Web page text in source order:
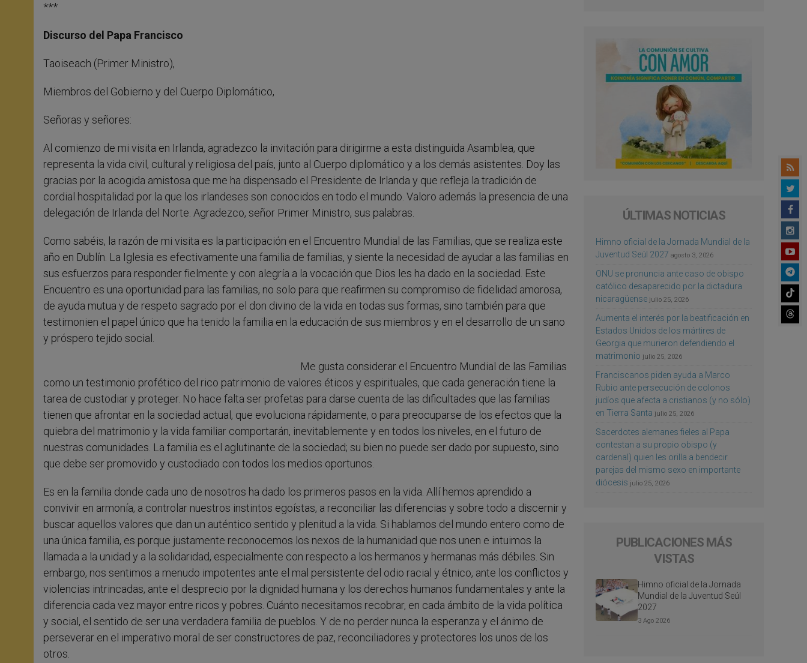
***
Discurso del Papa Francisco
Taoiseach (Primer Ministro),
Miembros del Gobierno y del Cuerpo Diplomático,
Señoras y señores:
Al comienzo de mi visita en Irlanda, agradezco la invitación para dirigirme a esta distinguida Asamblea, que
representa la vida civil, cultural y religiosa del país, junto al Cuerpo diplomático y a los demás asistentes. Doy las
gracias por la acogida amistosa que me ha dispensado el Presidente de Irlanda y que refleja la tradición de
cordial hospitalidad por la que los irlandeses son conocidos en todo el mundo. Valoro además la presencia de una
delegación de Irlanda del Norte. Agradezco, señor Primer Ministro, sus palabras.
Como sabéis, la razón de mi visita es la participación en el Encuentro Mundial de las Familias, que se realiza este
año en Dublín. La Iglesia es efectivamente una familia de familias, y siente la necesidad de ayudar a las familias en
sus esfuerzos para responder fielmente y con alegría a la vocación que Dios les ha dado en la sociedad. Este
Encuentro es una oportunidad para las familias, no solo para que reafirmen su compromiso de fidelidad amorosa,
de ayuda mutua y de respeto sagrado por el don divino de la vida en todas sus formas, sino también para que
testimonien el papel único que ha tenido la familia en la educación de sus miembros y en el desarrollo de un sano
y próspero tejido social.
Me gusta considerar el Encuentro Mundial de las Familias
como un testimonio profético del rico patrimonio de valores éticos y espirituales, que cada generación tiene la
tarea de custodiar y proteger. No hace falta ser profetas para darse cuenta de las dificultades que las familias
tienen que afrontar en la sociedad actual, que evoluciona rápidamente, o para preocuparse de los efectos que la
quiebra del matrimonio y la vida familiar comportarán, inevitablemente y en todos los niveles, en el futuro de
nuestras comunidades. La familia es el aglutinante de la sociedad; su bien no puede ser dado por supuesto, sino
que debe ser promovido y custodiado con todos los medios oportunos.
Es en la familia donde cada uno de nosotros ha dado los primeros pasos en la vida. Allí hemos aprendido a
convivir en armonía, a controlar nuestros instintos egoístas, a reconciliar las diferencias y sobre todo a discernir y
buscar aquellos valores que dan un auténtico sentido y plenitud a la vida. Si hablamos del mundo entero como de
una única familia, es porque justamente reconocemos los nexos de la humanidad que nos unen e intuimos la
llamada a la unidad y a la solidaridad, especialmente con respecto a los hermanos y hermanas más débiles. Sin
embargo, nos sentimos a menudo impotentes ante el mal persistente del odio racial y étnico, ante los conflictos y
violencias intrincadas, ante el desprecio por la dignidad humana y los derechos humanos fundamentales y ante la
diferencia cada vez mayor entre ricos y pobres. Cuánto necesitamos recobrar, en cada ámbito de la vida política
y social, el sentido de ser una verdadera familia de pueblos. Y de no perder nunca la esperanza y el ánimo de
perseverar en el imperativo moral de ser constructores de paz, reconciliadores y protectores los unos de los
otros.
ÚLTIMAS NOTICIAS
Himno oficial de la Jornada Mundial de la
Juventud Seúl 2027 agosto 3, 2026
ONU se pronuncia ante caso de obispo
católico desaparecido por la dictadura
nicaragüense julio 25, 2026
Aumenta el interés por la beatificación en
Estados Unidos de los mártires de
Georgia que murieron defendiendo el
matrimonio julio 25, 2026
Franciscanos piden ayuda a Marco
Rubio ante persecución de colonos
judíos que afecta a cristianos (y no sólo)
en Tierra Santa julio 25, 2026
Sacerdotes alemanes fieles al Papa
contestan a su propio obispo (y
cardenal) quien les orilla a bendecir
parejas del mismo sexo en importante
diócesis julio 25, 2026
PUBLICACIONES MÁS
VISTAS
Himno oficial de la Jornada
Mundial de la Juventud Seúl
2027
3 Ago 2026